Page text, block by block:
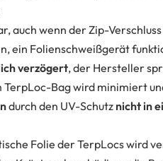
auch wenn der Zip-
ein Folienschweißgerät
verzögert, der Hersteller
TerpLoc-Bag wird minimiert
durch den UV-Schutz nicht in
Folie der TerpLocs wird